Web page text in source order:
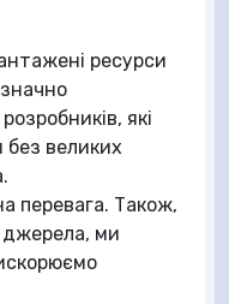
ресурси
які
великих
перевага. Також,
джерела, ми